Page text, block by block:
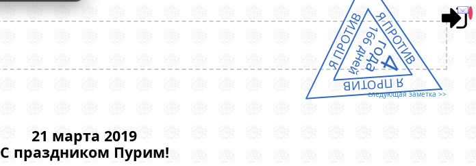
следующая заметка >>
21 марта 2019
С праздником Пурим!
Я ПРОТИВ
Я ПРОТИВ
Я ПРОТИВ 4
года
166 дней